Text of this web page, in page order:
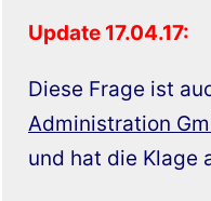
Update 17.04.17:
Diese Frage ist
Administration
und hat die Klage